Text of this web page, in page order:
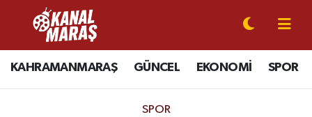
KAHRAMANMARAŞ GÜNCEL EKONOMİ SPOR
SPOR
CANLI YAYIN
KAHRAMANMARAŞ
Kahramanmaraş Nöbetçi Eczaneler
Kahramanmaraş Hava Durumu